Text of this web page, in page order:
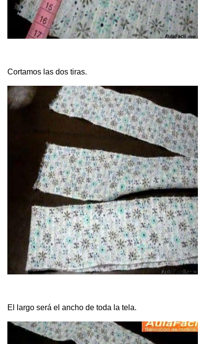
Cortamos las dos tiras.
El largo será el ancho de toda la tela.